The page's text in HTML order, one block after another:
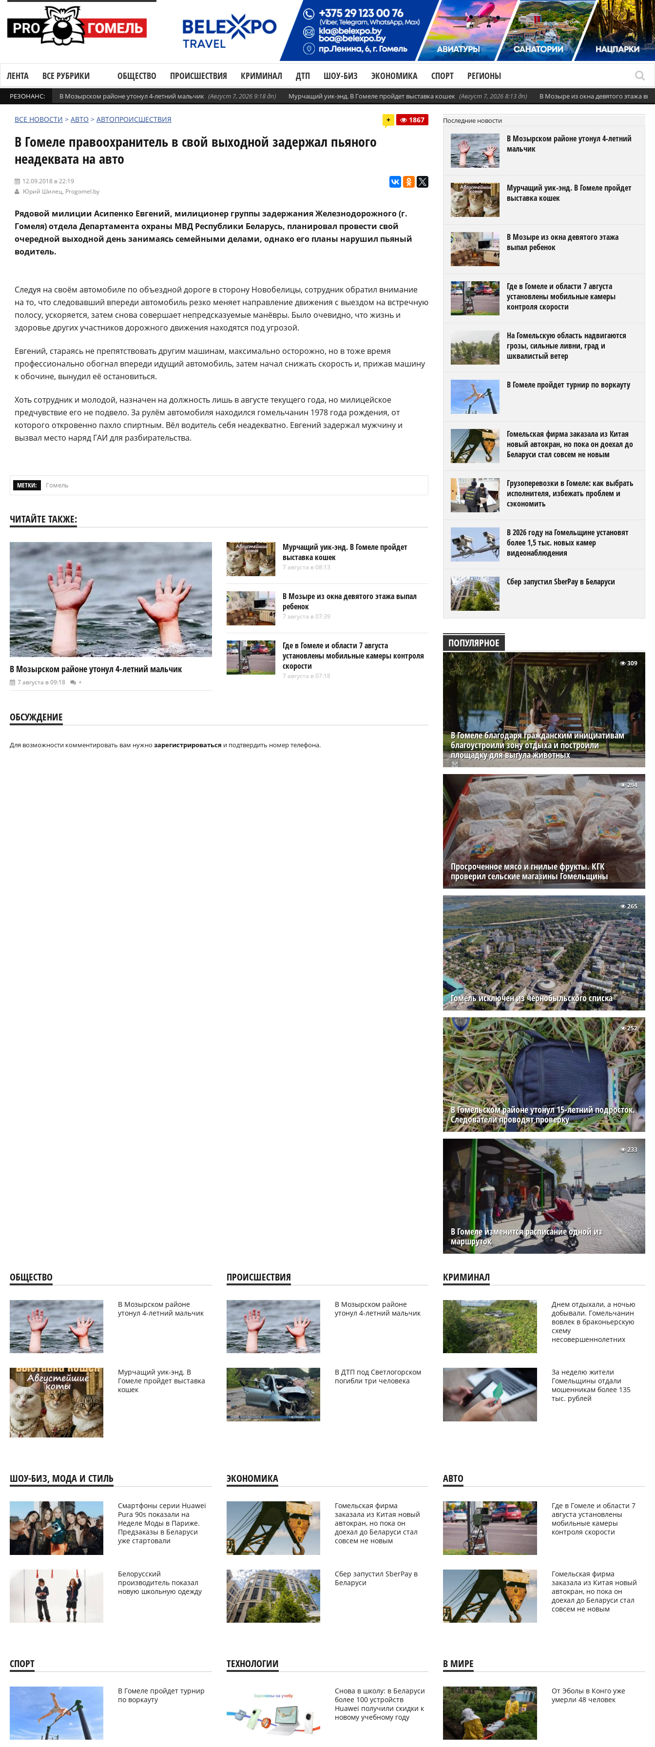
ЛЕНТА ВСЕ РУБРИКИ ОБЩЕСТВО ПРОИСШЕСТВИЯ КРИМИНАЛ ДТП ШОУ-БИЗ ЭКОНОМИКА СПОРТ РЕГИОНЫ
РЕЗОНАНС: В Мозырском районе утонул 4-летний мальчик (Август 7, 2026 9:18 дп) Мурчащий уик-энд. В Гомеле пройдет выставка кошек (Август 7, 2026 8:13 дп) В Мозыре из окна девятого этажа
ВСЕ НОВОСТИ > АВТО > АВТОПРОИСШЕСТВИЯ + 1867
В Гомеле правоохранитель в свой выходной задержал пьяного
неадеквата на авто
12.09.2018 в 22:19
Юрий Шилец, Progomel.by
Рядовой милиции Асипенко Евгений, милиционер группы задержания Железнодорожного (г.
Гомеля) отдела Департамента охраны МВД Республики Беларусь, планировал провести свой
очередной выходной день занимаясь семейными делами, однако его планы нарушил пьяный
водитель.
Следуя на своём автомобиле по объездной дороге в сторону Новобелицы, сотрудник обратил внимание
на то, что следовавший впереди автомобиль резко меняет направление движения с выездом на встречную
полосу, ускоряется, затем снова совершает непредсказуемые манёвры. Было очевидно, что жизнь и
здоровье других участников дорожного движения находятся под угрозой.
Евгений, стараясь не препятствовать другим машинам, максимально осторожно, но в тоже время
профессионально обогнал впереди идущий автомобиль, затем начал снижать скорость и, прижав машину
к обочине, вынудил её остановиться.
Хоть сотрудник и молодой, назначен на должность лишь в августе текущего года, но милицейское
предчувствие его не подвело. За рулём автомобиля находился гомельчанин 1978 года рождения, от
которого откровенно пахло спиртным. Вёл водитель себя неадекватно. Евгений задержал мужчину и
вызвал место наряд ГАИ для разбирательства.
МЕТКИ: Гомель
ЧИТАЙТЕ ТАКЖЕ:
В Мозырском районе утонул 4-летний мальчик
7 августа в 09:18 +
Мурчащий уик-энд. В Гомеле пройдет
выставка кошек
7 августа в 08:13
В Мозыре из окна девятого этажа выпал
ребенок
7 августа в 07:39
Где в Гомеле и области 7 августа
установлены мобильные камеры контроля
скорости
7 августа в 07:18
ОБСУЖДЕНИЕ
Для возможности комментировать вам нужно зарегистрироваться и подтвердить номер телефона.
Последние новости
В Мозырском районе утонул 4-летний
мальчик
Мурчащий уик-энд. В Гомеле пройдет
выставка кошек
В Мозыре из окна девятого этажа
выпал ребенок
Где в Гомеле и области 7 августа
установлены мобильные камеры
контроля скорости
На Гомельскую область надвигаются
грозы, сильные ливни, град и
шквалистый ветер
В Гомеле пройдет турнир по воркауту
Гомельская фирма заказала из Китая
новый автокран, но пока он доехал до
Беларуси стал совсем не новым
Грузоперевозки в Гомеле: как выбрать
исполнителя, избежать проблем и
сэкономить
В 2026 году на Гомельщине установят
более 1,5 тыс. новых камер
видеонаблюдения
Сбер запустил SberPay в Беларуси
ПОПУЛЯРНОЕ
В Гомеле благодаря гражданским инициативам
благоустроили зону отдыха и построили
площадку для выгула животных
309
Просроченное мясо и гнилые фрукты. КГК
проверил сельские магазины Гомельщины
294
Гомель исключен из чернобыльского списка
265
В Гомельском районе утонул 15-летний подросток.
Следователи проводят проверку
252
В Гомеле изменится расписание одной из
маршруток
233
ОБЩЕСТВО
В Мозырском районе
утонул 4-летний мальчик
Мурчащий уик-энд. В
Гомеле пройдет выставка
кошек
ПРОИСШЕСТВИЯ
В Мозырском районе
утонул 4-летний мальчик
В ДТП под Светлогорском
погибли три человека
КРИМИНАЛ
Днем отдыхали, а ночью
добывали. Гомельчанин
вовлек в браконьерскую
схему
несовершеннолетних
За неделю жители
Гомельщины отдали
мошенникам более 135
тыс. рублей
ШОУ-БИЗ, МОДА И СТИЛЬ
Смартфоны серии Huawei
Pura 90s показали на
Неделе Моды в Париже.
Предзаказы в Беларуси
уже стартовали
Белорусский
производитель показал
новую школьную одежду
ЭКОНОМИКА
Гомельская фирма
заказала из Китая новый
автокран, но пока он
доехал до Беларуси стал
совсем не новым
Сбер запустил SberPay в
Беларуси
АВТО
Где в Гомеле и области 7
августа установлены
мобильные камеры
контроля скорости
Гомельская фирма
заказала из Китая новый
автокран, но пока он
доехал до Беларуси стал
совсем не новым
СПОРТ
В Гомеле пройдет турнир
по воркауту
ТЕХНОЛОГИИ
Снова в школу: в Беларуси
более 100 устройств
Huawei получили скидки к
новому учебному году
В МИРЕ
От Эболы в Конго уже
умерли 48 человек